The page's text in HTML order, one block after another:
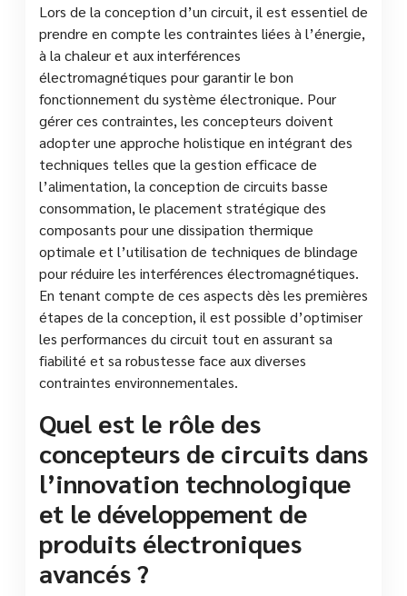
Lors de la conception d’un circuit, il est essentiel de
prendre en compte les contraintes liées à l’énergie,
à la chaleur et aux interférences
électromagnétiques pour garantir le bon
fonctionnement du système électronique. Pour
gérer ces contraintes, les concepteurs doivent
adopter une approche holistique en intégrant des
techniques telles que la gestion efficace de
l’alimentation, la conception de circuits basse
consommation, le placement stratégique des
composants pour une dissipation thermique
optimale et l’utilisation de techniques de blindage
pour réduire les interférences électromagnétiques.
En tenant compte de ces aspects dès les premières
étapes de la conception, il est possible d’optimiser
les performances du circuit tout en assurant sa
fiabilité et sa robustesse face aux diverses
contraintes environnementales.
Quel est le rôle des
concepteurs de circuits dans
l’innovation technologique
et le développement de
produits électroniques
avancés ?